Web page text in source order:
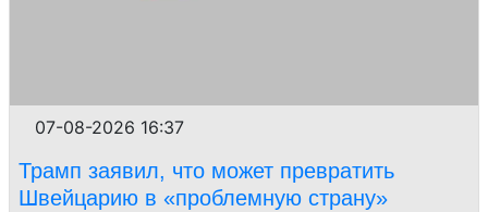
07-08-2026 16:37
Трамп заявил, что может превратить
Швейцарию в «проблемную страну»